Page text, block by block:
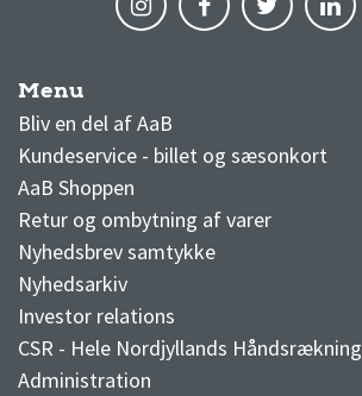
Menu
Bliv en del af AaB
Kundeservice - billet og sæsonkort
AaB Shoppen
Retur og ombytning af varer
Nyhedsbrev samtykke
Nyhedsarkiv
Investor relations
CSR - Hele Nordjyllands Håndsrækning
Administration